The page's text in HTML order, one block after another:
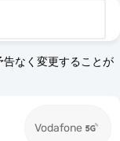
なく変更することが
Vodafone